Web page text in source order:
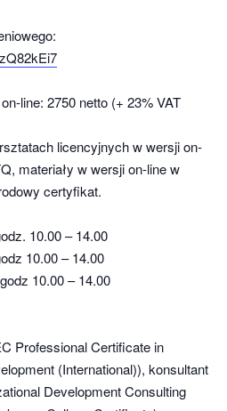
line: 2750 netto (+ 23% VAT
licencyjnych w wersji on-
materiały w wersji on-line w
certyfikat.
10.00 – 14.00
10.00 – 14.00
10.00 – 14.00
Professional Certificate in
(International)), konsultant
Development Consulting